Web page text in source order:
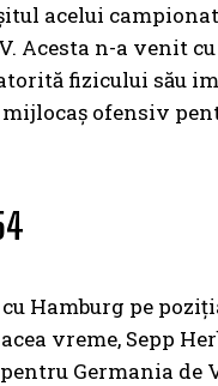
acelui
Acesta n-a venit
fizicului său
ofensiv
Hamburg pe
vreme, Sepp
Germania de